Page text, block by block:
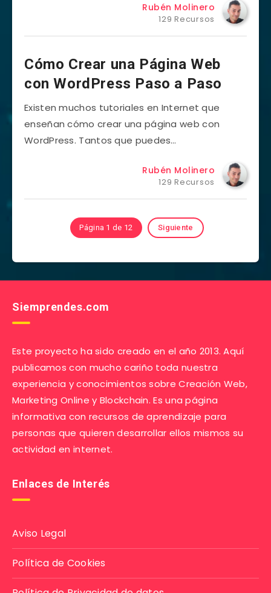
Rubén Molinero
129 Recursos
Cómo Crear una Página Web
con WordPress Paso a Paso
Existen muchos tutoriales en Internet que
enseñan cómo crear una página web con
WordPress. Tantos que puedes…
Rubén Molinero
129 Recursos
Página 1 de 12 Siguiente
Siemprendes.com
Este proyecto ha sido creado en el año 2013. Aquí
publicamos con mucho cariño toda nuestra
experiencia y conocimientos sobre Creación Web,
Marketing Online y Blockchain. Es una página
informativa con recursos de aprendizaje para
personas que quieren desarrollar ellos mismos su
actividad en internet.
Enlaces de Interés
Aviso Legal
Política de Cookies